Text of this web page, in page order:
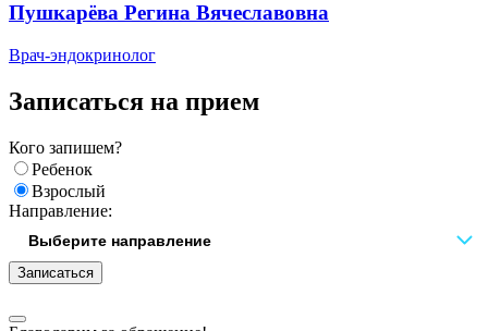
Пушкарёва Регина Вячеславовна
Врач-эндокринолог
Записаться на прием
Кого запишем?
Ребенок
Взрослый
Направление:
Записаться